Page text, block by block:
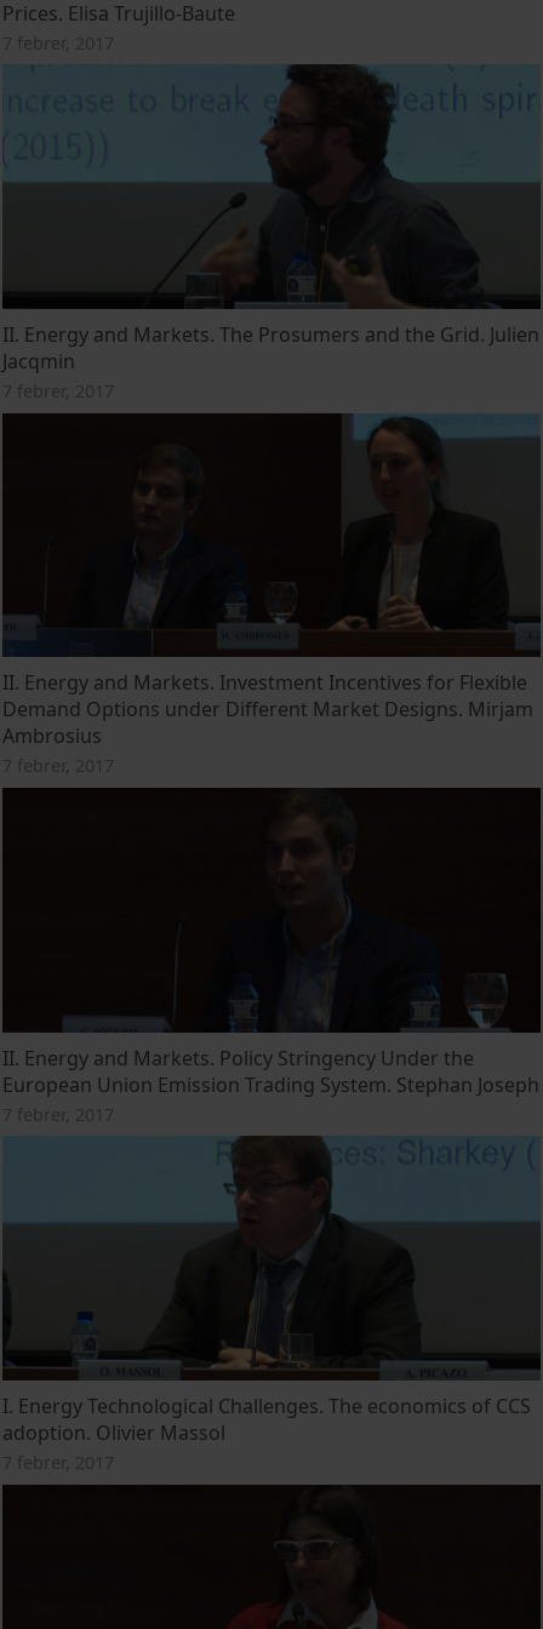
Prices. Elisa Trujillo-Baute
7 febrer, 2017
II. Energy and Markets. The Prosumers and the Grid. Julien
Jacqmin
7 febrer, 2017
II. Energy and Markets. Investment Incentives for Flexible
Demand Options under Different Market Designs. Mirjam
Ambrosius
7 febrer, 2017
II. Energy and Markets. Policy Stringency Under the
European Union Emission Trading System. Stephan Joseph
7 febrer, 2017
I. Energy Technological Challenges. The economics of CCS
adoption. Olivier Massol
7 febrer, 2017